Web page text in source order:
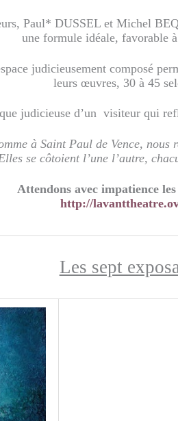
Paul* DUSSEL et Michel
une formule idéale, favorable
judicieusement composé
leurs œuvres, 30 à 45
judicieuse d’un visiteur qui
à Saint Paul de Vence, nous
se côtoient l’une l’autre,
Attendons avec impatience
http://
Les sept